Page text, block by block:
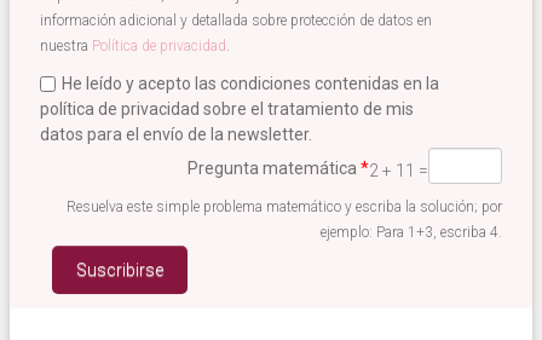
Acepto términos newsletter
He leído y acepto las condiciones contenidas en la
política de privacidad sobre el tratamiento de mis
datos para el envío de la newsletter.
información adicional y detallada sobre protección de datos en
nuestra Política de privacidad .
Pregunta matemática*2 + 11 =
Resuelva este simple problema matemático y escriba la solución; por
ejemplo: Para 1+3, escriba 4.